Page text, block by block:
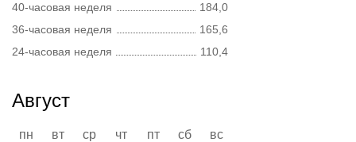
40-часовая неделя
184,0
36-часовая неделя
165,6
24-часовая неделя
110,4
Август
пн вт ср чт пт сб
вс